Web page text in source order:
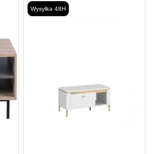
Wysyłka 48H